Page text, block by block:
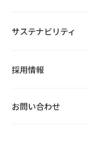
サステナビリティ
採用情報
お問い合わせ